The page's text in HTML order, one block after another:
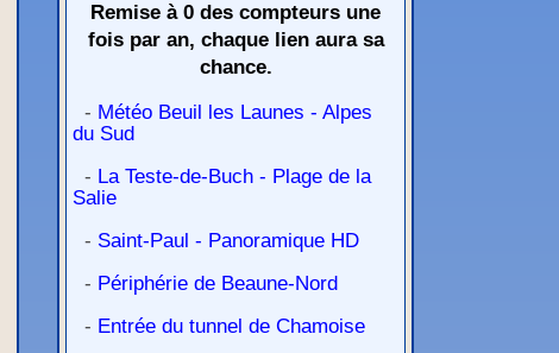
Remise à 0 des compteurs une
fois par an, chaque lien aura sa
chance.
- Météo Beuil les Launes - Alpes
du Sud
- La Teste-de-Buch - Plage de la
Salie
- Saint-Paul - Panoramique HD
- Périphérie de Beaune-Nord
- Entrée du tunnel de Chamoise